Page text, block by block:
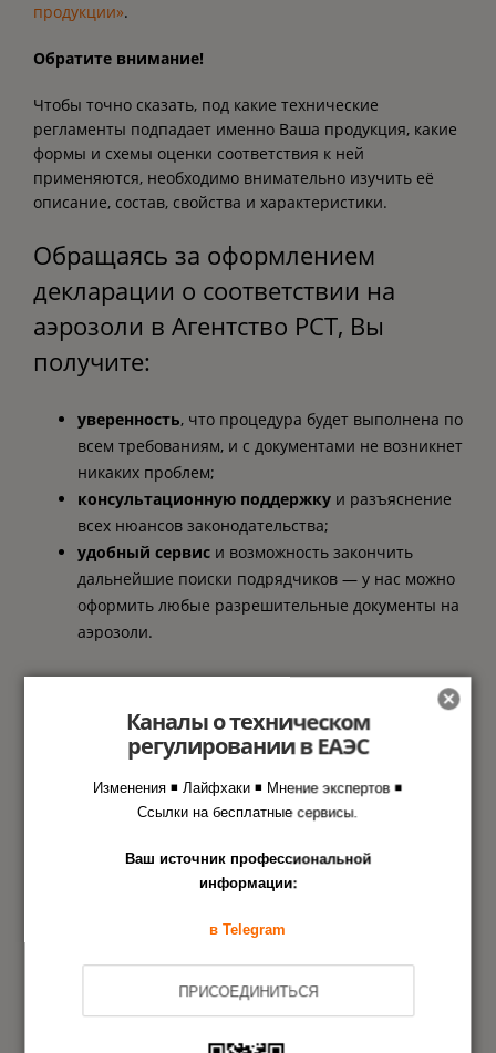
продукции».
Обратите внимание!
Чтобы точно сказать, под какие технические
регламенты подпадает именно Ваша продукция, какие
формы и схемы оценки соответствия к ней
применяются, необходимо внимательно изучить её
описание, состав, свойства и характеристики.
Обращаясь за оформлением
декларации о соответствии на
аэрозоли в Агентство РСТ, Вы
получите:
уверенность, что процедура будет выполнена по
всем требованиям, и с документами не возникнет
никаких проблем;
консультационную поддержку и разъяснение
всех нюансов законодательства;
удобный сервис и возможность закончить
дальнейшие поиски подрядчиков — у нас можно
оформить любые разрешительные документы на
аэрозоли.
Этапы оформления документа
в Агентстве РСТ
Заявка на сертификацию
Испытания образцов продукции
Анализ состояния производства
Каналы о техническом
регулировании в ЕАЭС
Изменения ◾ Лайфхаки ◾ Мнение экспертов ◾
Ссылки на бесплатные сервисы.
Ваш источник профессиональной
информации:
в Telegram
ПРИСОЕДИНИТЬСЯ